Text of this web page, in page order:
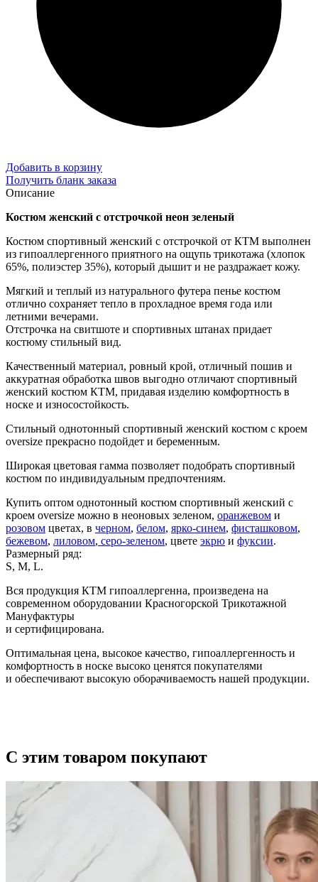
Добавить в корзину
Получить бланк заказа
Описание
Костюм женский с отстрочкой неон зеленый
Костюм спортивный женский с отстрочкой от КТМ выполнен
из гипоаллергенного приятного на ощупь трикотажа (хлопок
65%, полиэстер 35%), который дышит и не раздражает кожу.
Мягкий и теплый из натурального футера пенье костюм
отлично сохраняет тепло в прохладное время года или
летними вечерами.
Отстрочка на свитшоте и спортивных штанах придает
костюму стильный вид.
Качественный материал, ровный крой, отличный пошив и
аккуратная обработка швов выгодно отличают спортивный
женский костюм КТМ, придавая изделию комфортность в
носке и износостойкость.
Стильный однотонный спортивный женский костюм с кроем
oversize прекрасно подойдет и беременным.
Широкая цветовая гамма позволяет подобрать спортивный
костюм по индивидуальным предпочтениям.
Купить оптом однотонный костюм спортивный женский с
кроем oversize можно в неоновых зеленом, оранжевом и
розовом цветах, в черном, белом, ярко-синем, фисташковом,
бежевом, лиловом, серо-зеленом, цвете экрю и фуксии.
Размерный ряд:
S, M, L.
Вся продукция КТМ гипоаллергенна, произведена на
современном оборудовании Красногорской Трикотажной
Мануфактуры
и сертифицирована.
Оптимальная цена, высокое качество, гипоаллергенность и
комфортность в носке высоко ценятся покупателями
и обеспечивают высокую оборачиваемость нашей продукции.
С этим товаром покупают